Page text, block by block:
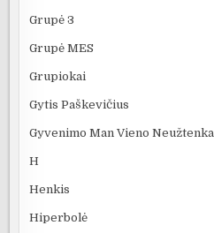
Grupė 3
Grupė MES
Grupiokai
Gytis Paškevičius
Gyvenimo Man Vieno Neužtenka
H
Henkis
Hiperbolė